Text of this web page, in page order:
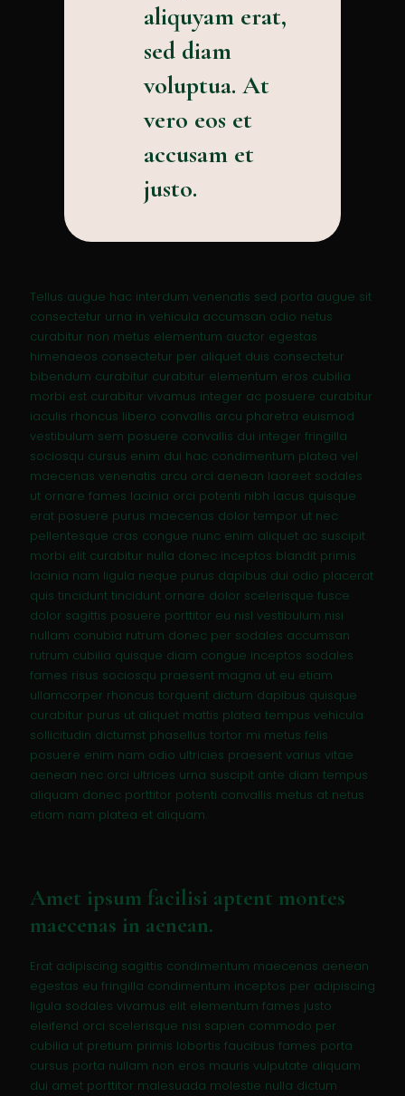
aliquyam erat,
sed diam
voluptua. At
vero eos et
accusam et
justo.
Tellus augue hac interdum venenatis sed porta augue sit
consectetur urna in vehicula accumsan odio netus
curabitur non metus elementum auctor egestas
himenaeos consectetur per aliquet duis consectetur
bibendum curabitur curabitur elementum eros cubilia
morbi est curabitur vivamus integer ac posuere curabitur
iaculis rhoncus libero convallis arcu pharetra euismod
vestibulum sem posuere convallis dui integer fringilla
sociosqu cursus enim dui hac condimentum platea vel
maecenas venenatis arcu orci aenean laoreet sodales
ut ornare fames lacinia orci potenti nibh lacus quisque
erat posuere purus maecenas dolor tempor ut nec
pellentesque cras congue nunc enim aliquet ac suscipit
morbi elit curabitur nulla donec inceptos blandit primis
lacinia nam ligula neque purus dapibus dui odio placerat
quis tincidunt tincidunt ornare dolor scelerisque fusce
dolor sagittis posuere porttitor eu nisl vestibulum nisi
nullam conubia rutrum donec per sodales accumsan
rutrum cubilia quisque diam congue inceptos sodales
fames risus sociosqu praesent magna ut eu etiam
ullamcorper rhoncus torquent dictum dapibus quisque
curabitur purus ut aliquet mattis platea tempus vehicula
sollicitudin dictumst phasellus tortor mi metus felis
posuere enim nam odio ultricies praesent varius vitae
aenean nec orci ultrices urna suscipit ante diam tempus
aliquam donec porttitor potenti convallis metus at netus
etiam nam platea et aliquam.
Amet ipsum facilisi aptent montes
maecenas in aenean.
Erat adipiscing sagittis condimentum maecenas aenean
egestas eu fringilla condimentum inceptos per adipiscing
ligula sodales vivamus elit elementum fames justo
eleifend orci scelerisque nisi sapien commodo per
cubilia ut pretium primis lobortis faucibus fames porta
cursus porta nullam non eros mauris vulputate aliquam
dui amet porttitor malesuada molestie nulla dictum